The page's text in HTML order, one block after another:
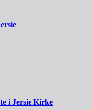
i Jersie Kirke